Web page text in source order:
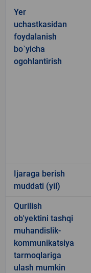
Yer
uchastkasidan
foydalanish
bo`yicha
ogohlantirish
Ijaraga berish
muddati (yil)
Qurilish
ob'yektini tashqi
muhandislik-
kommunikatsiya
tarmoqlariga
ulash mumkin